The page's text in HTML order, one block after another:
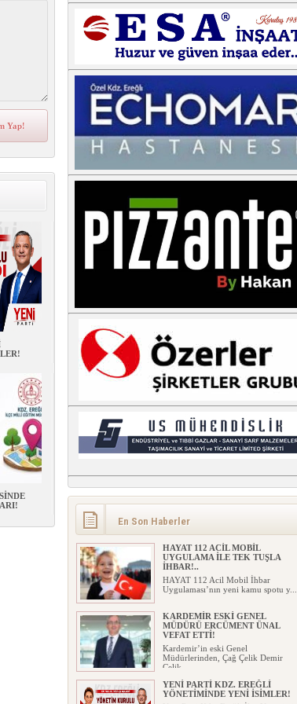
En Son Haberler
HAYAT 112 ACİL MOBİL
UYGULAMA İLE TEK TUŞLA
İHBAR!..
HAYAT 112 Acil Mobil İhbar
Uygulaması’nın yeni kamu spotu y...
KARDEMİR ESKİ GENEL
MÜDÜRÜ ERCÜMENT ÜNAL
VEFAT ETTİ!
Kardemir’in eski Genel
Müdürlerinden, Çağ Çelik Demir
Çelik...
YENİ PARTİ KDZ. EREĞLİ
YÖNETİMİNDE YENİ İSİMLER!